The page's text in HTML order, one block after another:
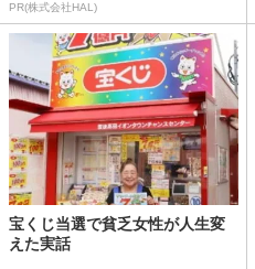
PR(株式会社HAL)
宝くじ当選で貧乏女性が人生変
えた実話